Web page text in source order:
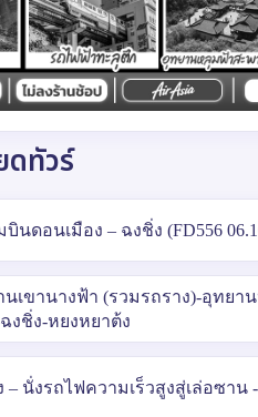
ดทัวร์
บินดอนเมือง – ฉงชิ่ง (FD556
นเขานางฟ้า (รวมรถราง)-อุทย
งชิ่ง-หยงหยาต้ง
– นั่งรถไฟความเร็วสูงสู่เล่อซา